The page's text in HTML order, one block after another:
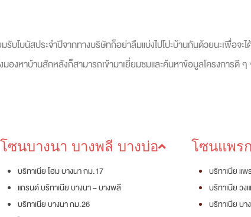
รับโบนัสประจำปีจากทางบริษัทก็อย่าลืมแบ่งไปโปะบ้านกันด้วยนะเพื่อจะ
งหาบ้านสักหลังก็สามารถเข้ามาเยี่ยมชมและค้นหาข้อมูลโครงการดี ๆ
โซนบางนา บางพลี บางบ่อ
บริทาเนีย โฮม บางนา กม.17
แกรนด์ บริทาเนีย บางนา – บางพลี
บริทาเนีย บางนา กม.26
โซนแพร
บริทาเนีย แ
บริทาเนีย วง
บริทาเนีย บา